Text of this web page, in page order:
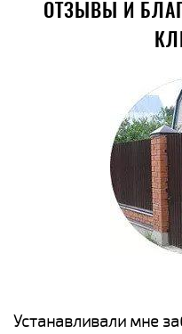
ОТЗЫВЫ И
Устанавливали мне